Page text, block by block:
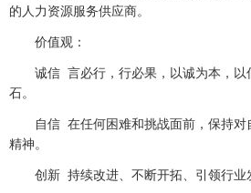
的人力资源服务供应商。
价值观：
诚信 言必行，行必果，以诚为本，以
石。
自信 在任何困难和挑战面前，保持对
精神。
创新 持续改进、不断开拓、引领行业